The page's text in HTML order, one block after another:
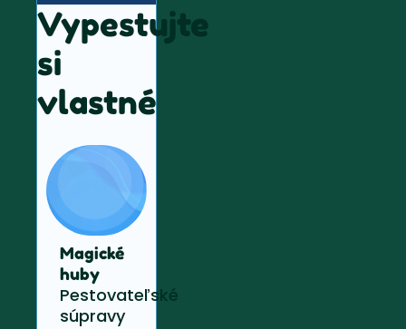
Vypestujte
si
vlastné
Magické
huby
Pestovateľské
súpravy